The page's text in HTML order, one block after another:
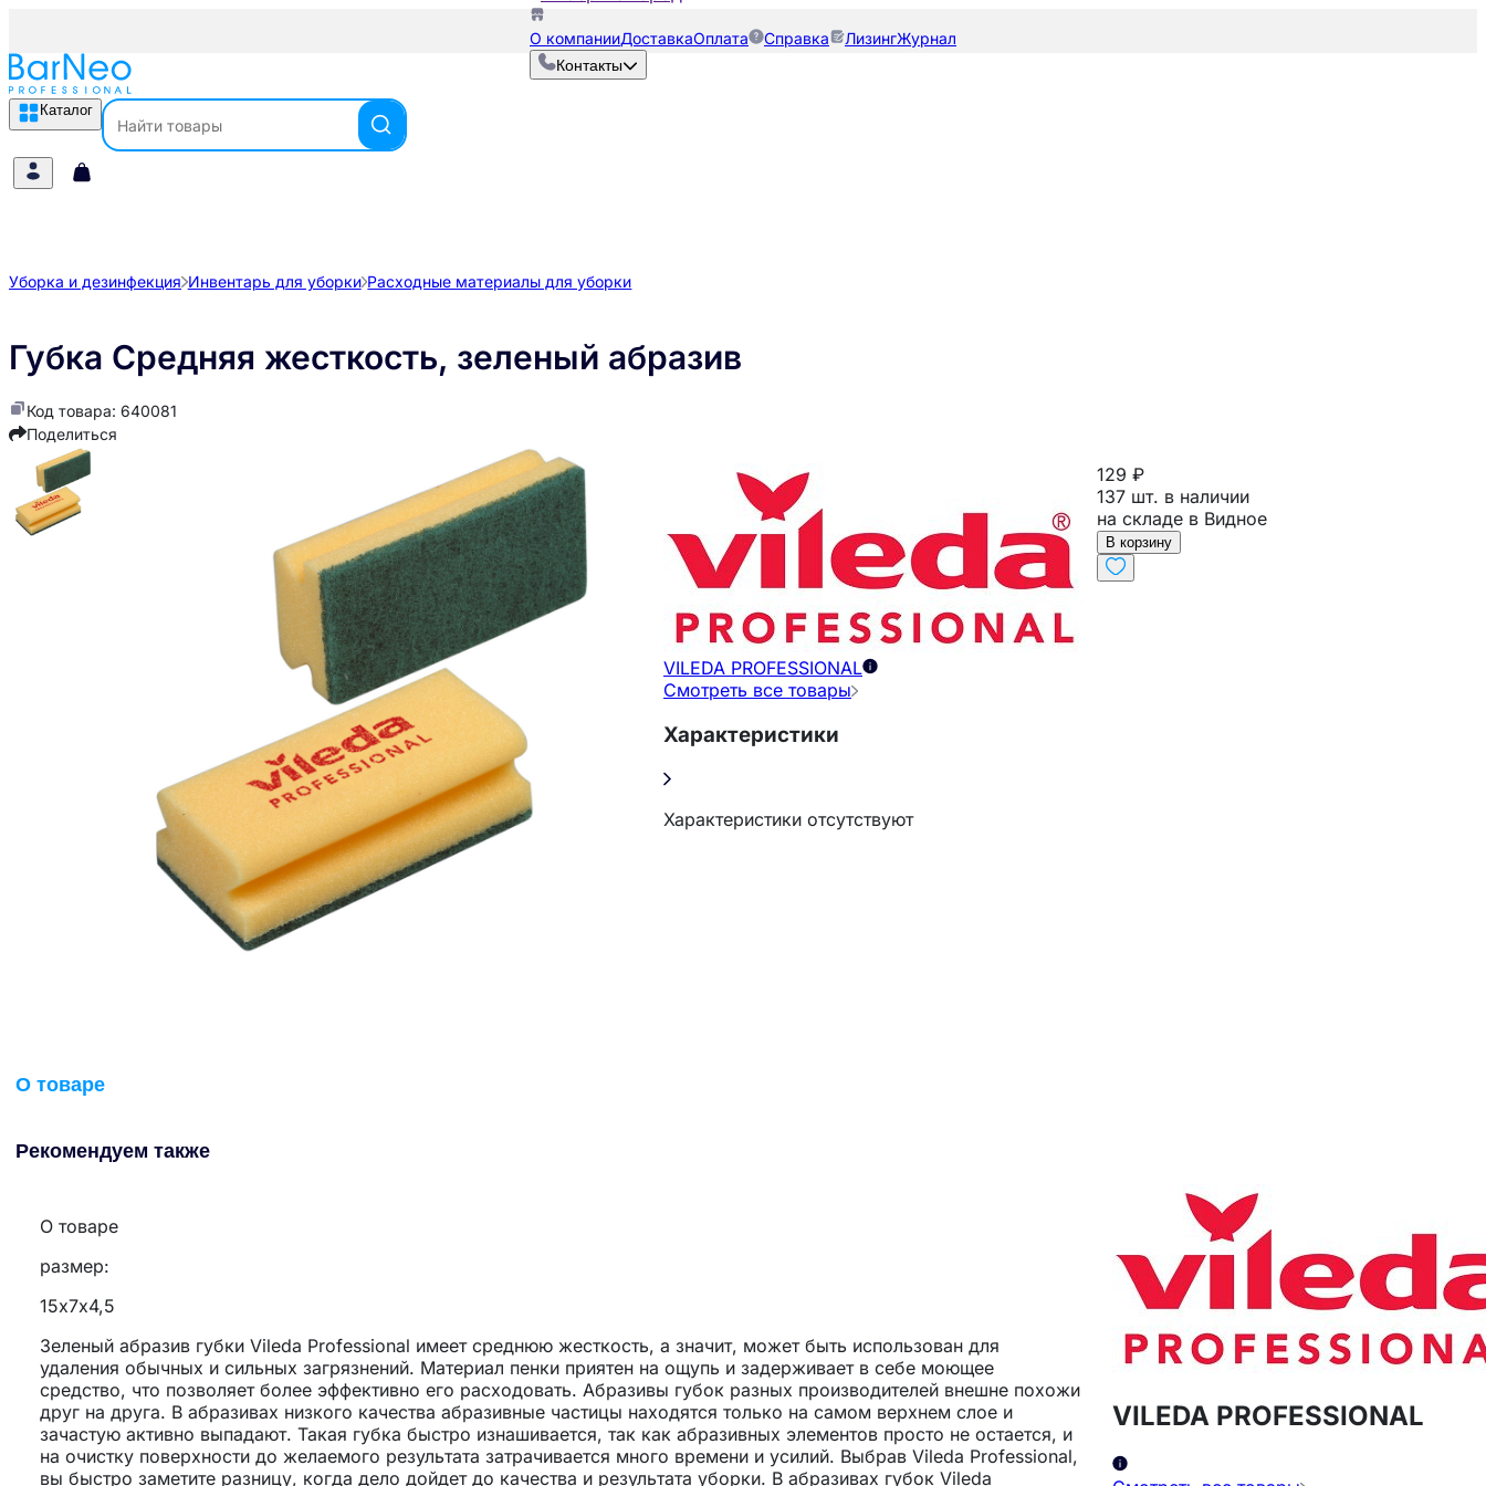
О компанииДоставкаОплата Справка ЛизингЖурнал
Контакты
Каталог
Уборка и дезинфекция Инвентарь для уборки Расходные материалы для уборки
Губка Средняя жесткость, зеленый абразив
Код товара: 640081
Поделиться
VILEDA PROFESSIONAL
Смотреть все товары
Характеристики
Характеристики отсутствуют
129 ₽
137 шт. в наличии
на складе в Видное
В корзину
О товаре
Рекомендуем также
О товаре
размер:
15х7х4,5
Зеленый абразив губки Vileda Professional имеет среднюю жесткость, а значит, может быть использован для
удаления обычных и сильных загрязнений. Материал пенки приятен на ощупь и задерживает в себе моющее
средство, что позволяет более эффективно его расходовать. Абразивы губок разных производителей внешне похожи
друг на друга. В абразивах низкого качества абразивные частицы находятся только на самом верхнем слое и
зачастую активно выпадают. Такая губка быстро изнашивается, так как абразивных элементов просто не остается, и
на очистку поверхности до желаемого результата затрачивается много времени и усилий. Выбрав Vileda Professional,
вы быстро заметите разницу, когда дело дойдет до качества и результата уборки. В абразивах губок Vileda
VILEDA PROFESSIONAL